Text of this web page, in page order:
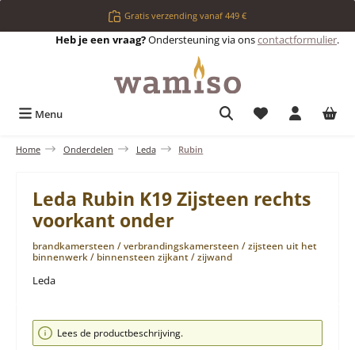
Ga naar de hoofdinhoudGratis verzending vanaf 449 €
Heb je een vraag?Ondersteuning via onscontactformulier.
Menu Je hebt 0 items
Home Onderdelen Leda Rubin
Leda Rubin K19 Zijsteen rechts
voorkant onder
brandkamersteen / verbrandingskamersteen / zijsteen uit het
binnenwerk / binnensteen zijkant / zijwand
Leda
Afbeeldingengalerij overslaan
Lees de productbeschrijving.